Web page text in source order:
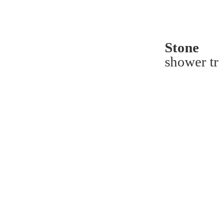
Stone
shower